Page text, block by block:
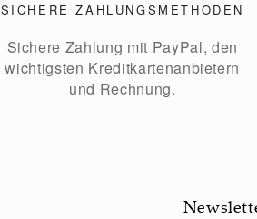
SICHERE ZAHLUNGSMETHODEN
Sichere Zahlung mit PayPal, den
wichtigsten Kreditkartenanbietern
und Rechnung.